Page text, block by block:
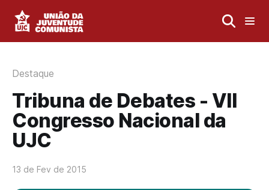
Destaque
Tribuna de Debates - VII
Congresso Nacional da
UJC
13 de Fev de 2015